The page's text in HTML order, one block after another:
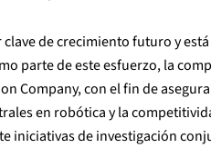
de crecimiento futuro y
parte de este esfuerzo, la
Company, con el fin de
en robótica y la
iniciativas de investigación